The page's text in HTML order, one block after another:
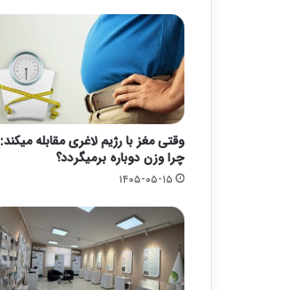
وقتی مغز با رژیم لاغری مقابله میکند:
چرا وزن دوباره برمیگردد؟
۱۴۰۵-۰۵-۱۵